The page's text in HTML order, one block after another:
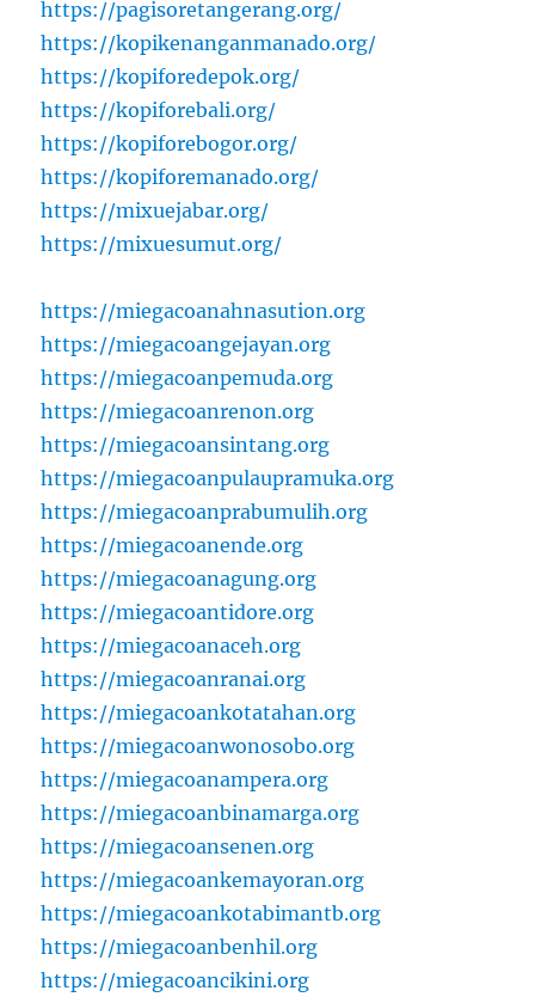
https://pagisoretangerang.org/
https://kopikenanganmanado.org/
https://kopiforedepok.org/
https://kopiforebali.org/
https://kopiforebogor.org/
https://kopiforemanado.org/
https://mixuejabar.org/
https://mixuesumut.org/
https://miegacoanahnasution.org
https://miegacoangejayan.org
https://miegacoanpemuda.org
https://miegacoanrenon.org
https://miegacoansintang.org
https://miegacoanpulaupramuka.org
https://miegacoanprabumulih.org
https://miegacoanende.org
https://miegacoanagung.org
https://miegacoantidore.org
https://miegacoanaceh.org
https://miegacoanranai.org
https://miegacoankotatahan.org
https://miegacoanwonosobo.org
https://miegacoanampera.org
https://miegacoanbinamarga.org
https://miegacoansenen.org
https://miegacoankemayoran.org
https://miegacoankotabimantb.org
https://miegacoanbenhil.org
https://miegacoancikini.org